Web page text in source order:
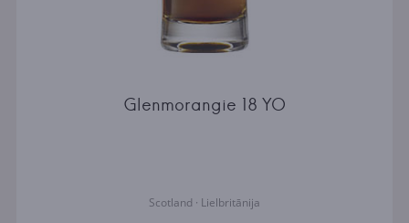
Glenmorangie 18 YO
Scotland · Lielbritānija